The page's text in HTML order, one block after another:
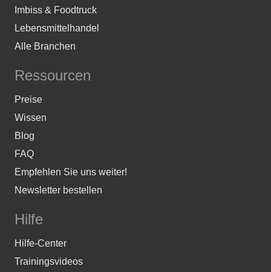
Imbiss & Foodtruck
Lebensmittelhandel
Alle Branchen
Ressourcen
Preise
Wissen
Blog
FAQ
Empfehlen Sie uns weiter!
Newsletter bestellen
Hilfe
Hilfe-Center
Trainingsvideos